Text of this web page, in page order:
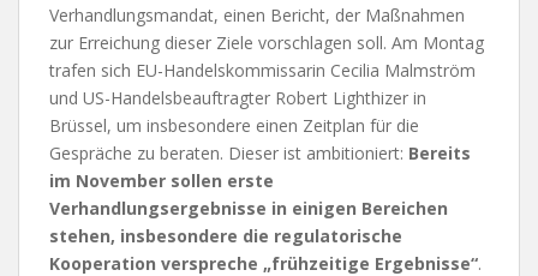
Verhandlungsmandat, einen Bericht, der Maßnahmen
zur Erreichung dieser Ziele vorschlagen soll. Am Montag
trafen sich EU-Handelskommissarin Cecilia Malmström
und US-Handelsbeauftragter Robert Lighthizer in
Brüssel, um insbesondere einen Zeitplan für die
Gespräche zu beraten. Dieser ist ambitioniert: Bereits
im November sollen erste
Verhandlungsergebnisse in einigen Bereichen
stehen, insbesondere die regulatorische
Kooperation verspreche „frühzeitige Ergebnisse“.